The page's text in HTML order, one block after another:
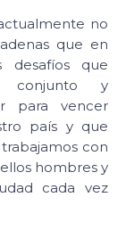
no
que en
desafíos que
conjunto y
para vencer
país y que
con
hombres y
cada vez